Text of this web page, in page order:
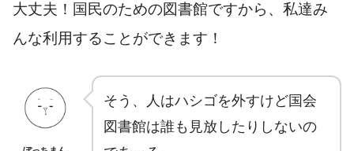
大丈夫！国民のための図書館ですから、私達み
んな利用することができます！
そう、人はハシゴを外すけど国会
図書館は誰も見放したりしないの